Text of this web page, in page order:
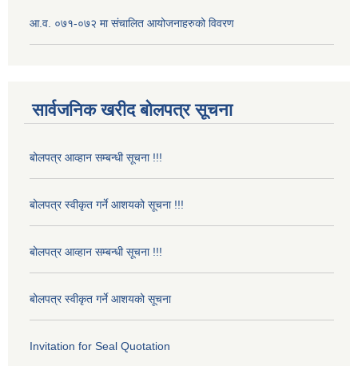
आ.व. ०७१-०७२ मा संचालित आयोजनाहरुको विवरण
सार्वजनिक खरीद बोलपत्र सूचना
बोलपत्र आव्हान सम्बन्धी सूचना !!!
बोलपत्र स्वीकृत गर्ने आशयको सूचना !!!
बोलपत्र आव्हान सम्बन्धी सूचना !!!
बोलपत्र स्वीकृत गर्ने आशयको सूचना
Invitation for Seal Quotation